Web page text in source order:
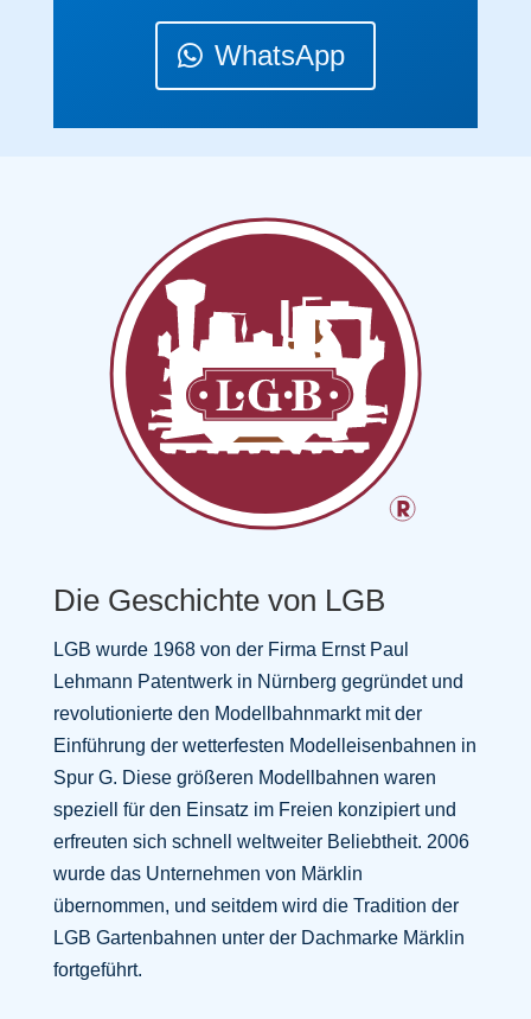
WhatsApp
Die Geschichte von LGB
LGB wurde 1968 von der Firma Ernst Paul
Lehmann Patentwerk in Nürnberg gegründet und
revolutionierte den Modellbahnmarkt mit der
Einführung der wetterfesten Modelleisenbahnen in
Spur G. Diese größeren Modellbahnen waren
speziell für den Einsatz im Freien konzipiert und
erfreuten sich schnell weltweiter Beliebtheit. 2006
wurde das Unternehmen von Märklin
übernommen, und seitdem wird die Tradition der
LGB Gartenbahnen unter der Dachmarke Märklin
fortgeführt.